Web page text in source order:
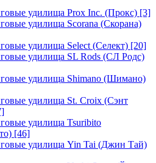
удилища Prox Inc. (Прокс) [3]
удилища Scorana (Скорана)
удилища Select (Селект) [20]
удилища SL Rods (СЛ Родс)
удилища Shimano (Шимано)
удилища St. Croix (Сэнт
удилища Tsuribito
[46]
удилища Yin Tai (Джин Тай)